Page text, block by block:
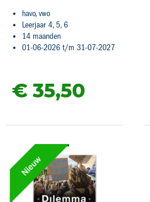
havo, vwo
Leerjaar 4, 5, 6
14 maanden
01-06-2026 t/m 31-07-2027
€ 35,50